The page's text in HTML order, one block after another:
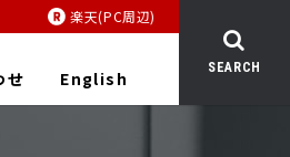
楽天(PC周辺)
せ English SEARCH